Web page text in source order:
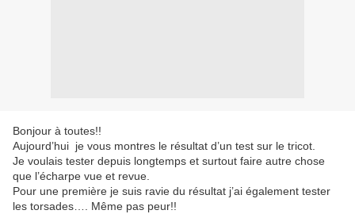
Bonjour à toutes!!
Aujourd’hui je vous montres le résultat d’un test sur le tricot.
Je voulais tester depuis longtemps et surtout faire autre chose
que l’écharpe vue et revue.
Pour une première je suis ravie du résultat j’ai également tester
les torsades…. Même pas peur!!